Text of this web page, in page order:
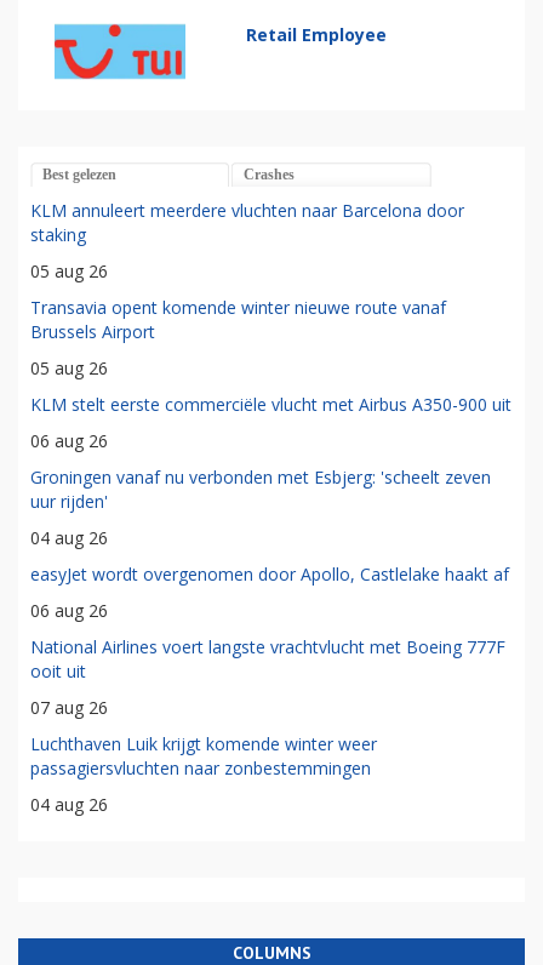
Retail Employee
Best gelezen Crashes
KLM annuleert meerdere vluchten naar Barcelona door
staking
05 aug 26
Transavia opent komende winter nieuwe route vanaf
Brussels Airport
05 aug 26
KLM stelt eerste commerciële vlucht met Airbus A350-900 uit
06 aug 26
Groningen vanaf nu verbonden met Esbjerg: 'scheelt zeven
uur rijden'
04 aug 26
easyJet wordt overgenomen door Apollo, Castlelake haakt af
06 aug 26
National Airlines voert langste vrachtvlucht met Boeing 777F
ooit uit
07 aug 26
Luchthaven Luik krijgt komende winter weer
passagiersvluchten naar zonbestemmingen
04 aug 26
COLUMNS